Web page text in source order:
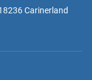
Carinerland